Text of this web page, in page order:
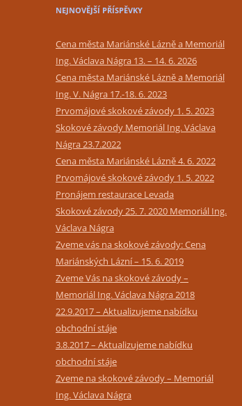
AKCÍ
NEJNOVĚJŠÍ PŘÍSPĚVKY
Cena města Mariánské Lázně a Memoriál
Ing. Václava Nágra 13. – 14. 6. 2026
Cena města Mariánské Lázně a Memoriál
Ing. V. Nágra 17.-18. 6. 2023
Prvomájové skokové závody 1. 5. 2023
Skokové závody Memoriál Ing. Václava
Nágra 23.7.2022
Cena města Mariánské Lázně 4. 6. 2022
Prvomájové skokové závody 1. 5. 2022
Pronájem restaurace Levada
Skokové závody 25. 7. 2020 Memoriál Ing.
Václava Nágra
Zveme vás na skokové závody: Cena
Mariánských Lázní – 15. 6. 2019
Zveme Vás na skokové závody –
Memoriál Ing. Václava Nágra 2018
22.9.2017 – Aktualizujeme nabídku
obchodní stáje
3.8.2017 – Aktualizujeme nabídku
obchodní stáje
Zveme na skokové závody – Memoriál
Ing. Václava Nágra